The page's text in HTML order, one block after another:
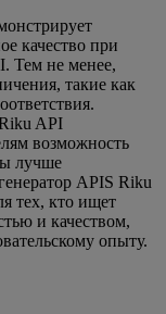
качество при
Тем не менее,
такие как
API
возможность
лучше
APIS Riku
тех, кто ищет
и качеством,
опыту.